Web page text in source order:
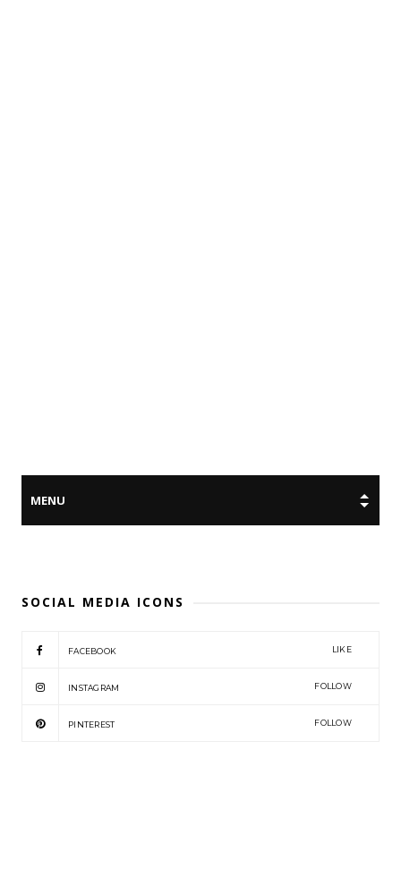
SOCIAL MEDIA ICONS
FACEBOOK LIKE
INSTAGRAM FOLLOW
PINTEREST FOLLOW